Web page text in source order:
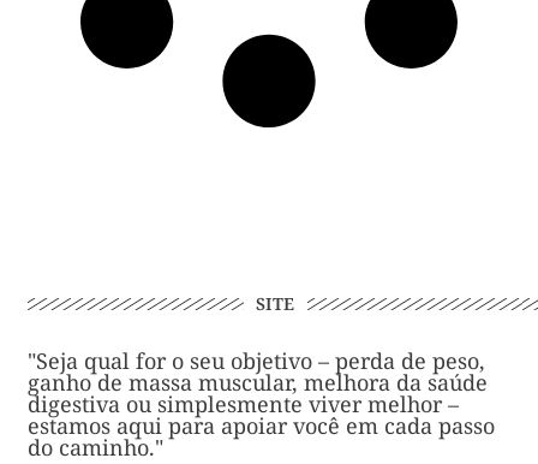
SITE
"Seja qual for o seu objetivo – perda de peso,
ganho de massa muscular, melhora da saúde
digestiva ou simplesmente viver melhor –
estamos aqui para apoiar você em cada passo
do caminho."